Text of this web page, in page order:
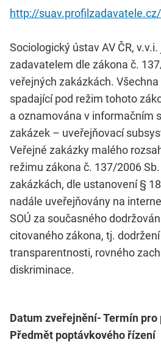
http://suav.profilzadavatele.cz/
Sociologický ústav AV ČR,
zadavatelem dle zákona č.
veřejných zakázkách.
spadající pod režim tohoto
a oznamována v informačním
zakázek – uveřejňovací
Veřejné zakázky malého
režimu zákona č. 137/2006
zakázkách, dle ustanovení §
nadále uveřejňovány na
SOÚ za současného
citovaného zákona, tj.
transparentnosti, rovného
diskriminace.
Datum zveřejnění- Termín pro
Předmět poptávkového řízení